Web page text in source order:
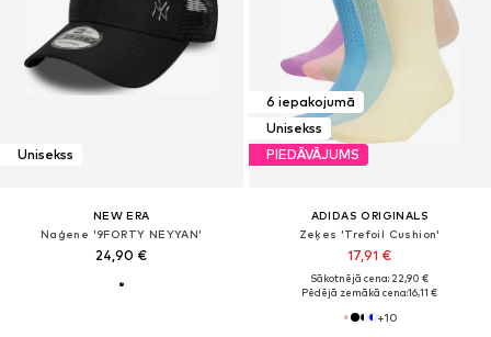
Unisekss
NEW ERA
Naģene '9FORTY NEYYAN'
24,90 €
6 iepakojumā
Unisekss
PIEDĀVĀJUMS
ADIDAS ORIGINALS
Zeķes 'Trefoil Cushion'
17,91 €
Sākotnējā cena: 22,90 €
Pēdējā zemākā cena:16,11 €
+10